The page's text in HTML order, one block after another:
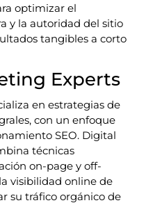
optimizar el
y la autoridad del sitio
tangibles a corto
Experts
en estrategias de
con un enfoque
SEO. Digital
técnicas
on-page y off-
visibilidad online de
su tráfico orgánico de